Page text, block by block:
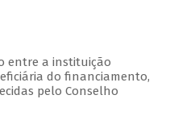
entre a instituição
do financiamento,
pelo Conselho